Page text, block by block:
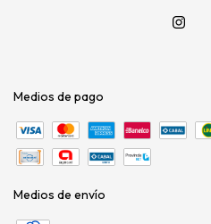
Medios de pago
Medios de envío